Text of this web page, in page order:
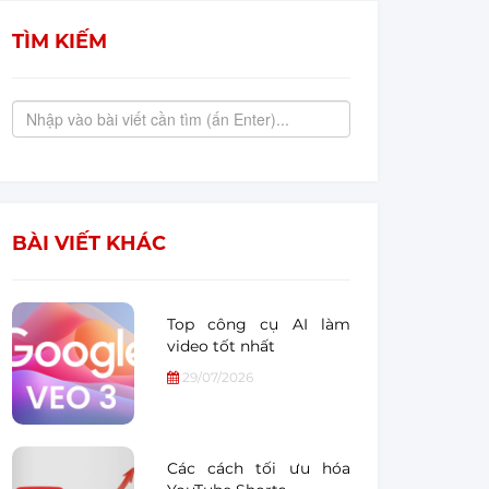
TÌM KIẾM
BÀI VIẾT KHÁC
Top công cụ AI làm
video tốt nhất
29/07/2026
Các cách tối ưu hóa